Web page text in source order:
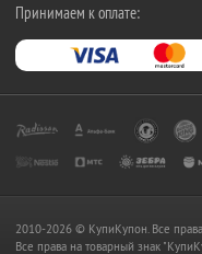
Принимаем к оплате:
2010-2026 © КупиКупон. Все
Все права на товарный знак